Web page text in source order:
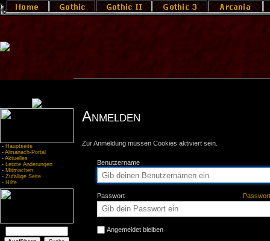
- Hauptseite
- Almanach-Portal
- Aktuelles
- Letzte Änderungen
- Mitmachen
- Zufällige Seite
- Hilfe
Anmelden
Zur Anmeldung müssen Cookies aktiviert sein.
Benutzername
Passwort
Angemeldet bleiben